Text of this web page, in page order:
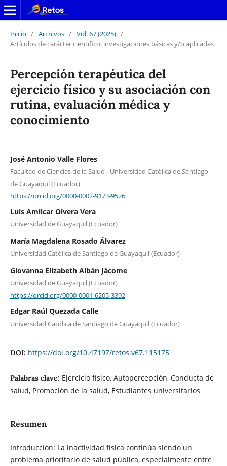
Inicio / Archivos / Vol. 67 (2025) /
Artículos de carácter científico: investigaciones básicas y/o aplicadas
Percepción terapéutica del
ejercicio físico y su asociación con
rutina, evaluación médica y
conocimiento
José Antonio Valle Flores
Facultad de Ciencias de la Salud - Universidad Católica de Santiago
de Guayaquil (Ecuador)
https://orcid.org/0000-0002-9173-9526
Luis Amilcar Olvera Vera
Universidad de Guayaquil (Ecuador)
María Magdalena Rosado Álvarez
Universidad Católica de Santiago de Guayaquil (Ecuador)
Giovanna Elizabeth Albán Jácome
Universidad de Guayaquil (Ecuador)
https://orcid.org/0000-0001-6205-3392
Edgar Raúl Quezada Calle
Universidad Católica de Santiago de Guayaquil (Ecuador)
DOI: https://doi.org/10.47197/retos.v67.115175
Palabras clave: Ejercicio físico, Autopercepción, Conducta de
salud, Promoción de la salud, Estudiantes universitarios
Resumen
Introducción: La inactividad física continúa siendo un
problema prioritario de salud pública, especialmente entre